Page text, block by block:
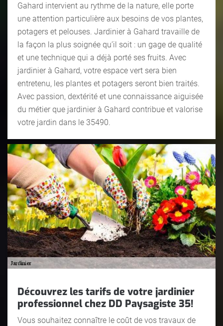
Gahard intervient au rythme de la nature, elle porte
une attention particulière aux besoins de vos plantes,
potagers et pelouses. Jardinier à Gahard travaille de
la façon la plus soignée qu’il soit : un gage de qualité
et une technique qui a déjà porté ses fruits. Avec
jardinier à Gahard, votre espace vert sera bien
entretenu, les plantes et potagers seront bien traités.
Avec passion, dextérité et une connaissance aiguisée
du métier que jardinier à Gahard contribue et valorise
votre jardin dans le 35490.
Découvrez les tarifs de votre jardinier
professionnel chez DD Paysagiste 35!
Vous souhaitez connaître le coût de vos travaux de